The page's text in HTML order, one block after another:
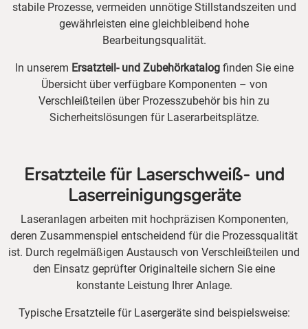
stabile Prozesse, vermeiden unnötige Stillstandszeiten und
gewährleisten eine gleichbleibend hohe
Bearbeitungsqualität.
In unserem Ersatzteil- und Zubehörkatalogfinden Sie eine
Übersicht über verfügbare Komponenten – von
Verschleißteilen über Prozesszubehör bis hin zu
Sicherheitslösungen für Laserarbeitsplätze.
Ersatzteile für Laserschweiß- und
Laserreinigungsgeräte
Laseranlagen arbeiten mit hochpräzisen Komponenten,
deren Zusammenspiel entscheidend für die Prozessqualität
ist. Durch regelmäßigen Austausch von Verschleißteilen und
den Einsatz geprüfter Originalteile sichern Sie eine
konstante Leistung Ihrer Anlage.
Typische Ersatzteile für Lasergeräte sind beispielsweise: